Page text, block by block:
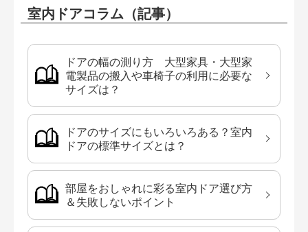
室内ドアコラム（記事）
ドアの幅の測り方 大型家具・大型家
電製品の搬入や車椅子の利用に必要な
サイズは？
ドアのサイズにもいろいろある？室内
ドアの標準サイズとは？
部屋をおしゃれに彩る室内ドア選び方
＆失敗しないポイント